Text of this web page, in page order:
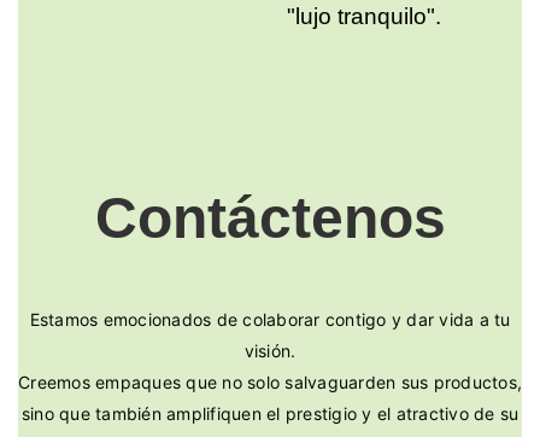
"lujo tranquilo".
Contáctenos
Estamos emocionados de colaborar contigo y dar vida a tu
visión.
Creemos empaques que no solo salvaguarden sus productos,
sino que también amplifiquen el prestigio y el atractivo de su